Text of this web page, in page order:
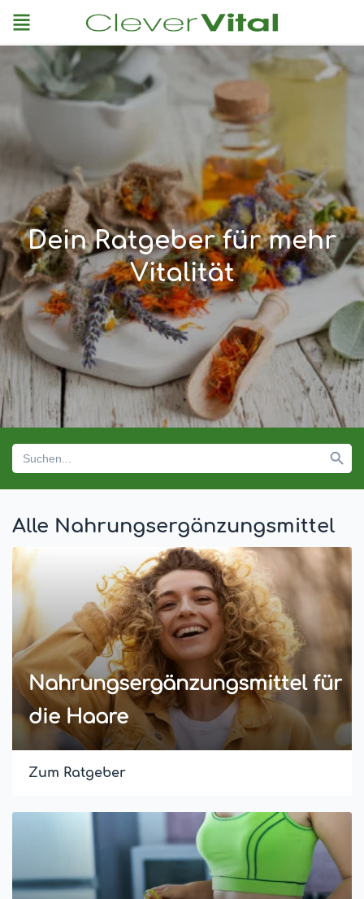
Menu
Dein Ratgeber für mehr
Vitalität
Search
for:
Search Button
Alle Nahrungsergänzungsmittel
Nahrungsergänzungsmittel für
die Haare
Zum Ratgeber